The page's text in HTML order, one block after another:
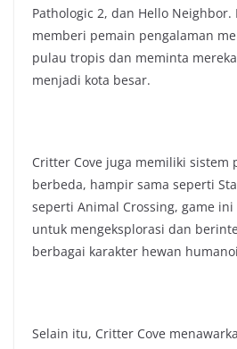
Pathologic 2, dan Hello
memberi pemain pengalaman
pulau tropis dan meminta
menjadi kota besar.
Critter Cove juga memiliki sistem
berbeda, hampir sama seperti
seperti Animal Crossing, game
untuk mengeksplorasi dan
berbagai karakter hewan
Selain itu, Critter Cove